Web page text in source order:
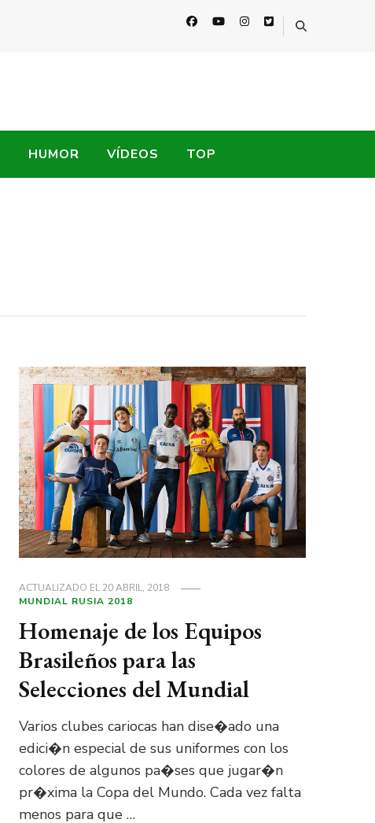
HUMOR VÍDEOS TOP
ACTUALIZADO EL20 ABRIL, 2018
MUNDIAL RUSIA 2018
Homenaje de los Equipos
Brasileños para las
Selecciones del Mundial
Varios clubes cariocas han dise�ado una
edici�n especial de sus uniformes con los
colores de algunos pa�ses que jugar�n
pr�xima la Copa del Mundo. Cada vez falta
menos para que …